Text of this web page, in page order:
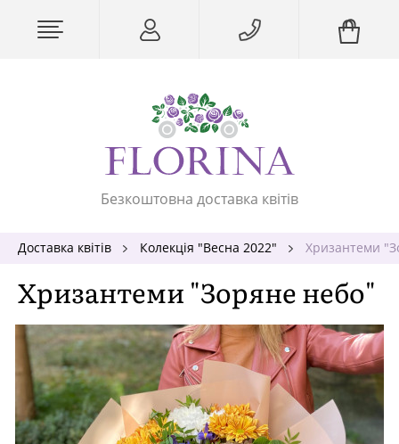
Безкоштовна доставка квітів
Доставка квітів Колекція "Весна 2022" Хризантеми
Хризантеми "Зоряне небо"